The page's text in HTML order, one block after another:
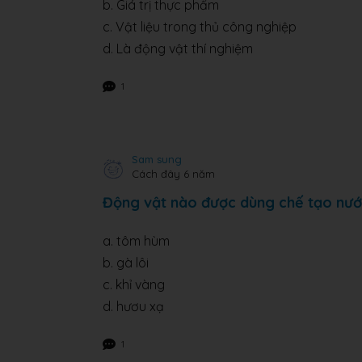
b. Giá trị thực phẩm
c. Vật liệu trong thủ công nghiệp
d. Là động vật thí nghiệm
1
Sam sung
Cách đây 6 năm
Động vật nào được dùng chế tạo
a. tôm hùm
b. gà lôi
c. khỉ vàng
d. hươu xạ
1